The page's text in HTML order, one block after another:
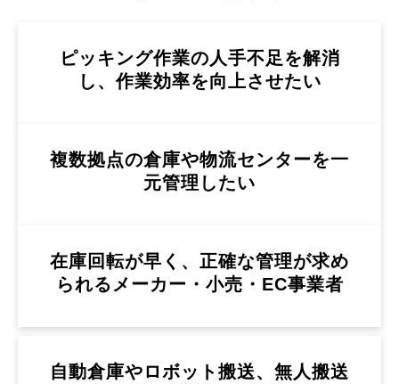
ピッキング作業の人手不足を解消
し、作業効率を向上させたい
複数拠点の倉庫や物流センターを一
元管理したい
在庫回転が早く、正確な管理が求め
られるメーカー・小売・EC事業者
自動倉庫やロボット搬送、無人搬送